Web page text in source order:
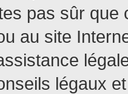
pas sûr
au site
légaux